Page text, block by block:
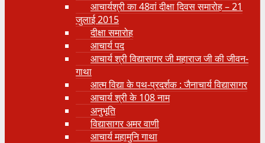
आचार्यश्री का 48वां दीक्षा दिवस समारोह – 21
जुलाई 2015
दीक्षा समारोह
आचार्य पद
आचार्य श्री विद्यासागर जी महाराज जी की जीवन-
गाथा
आत्म विद्या के पथ-प्रदर्शक : जैनाचार्य विद्यासागर
आचार्य श्री के 108 नाम
अनुभूति
विद्यासागर अमर वाणी
आचार्य महामुनि गाथा